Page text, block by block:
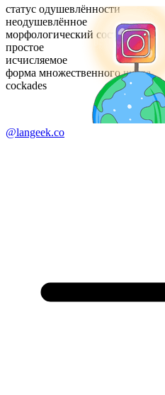
статус одушевлённости
неодушевлённое
морфологический состав
простое
исчисляемое
форма множественного числа
cockades
@langeek.co